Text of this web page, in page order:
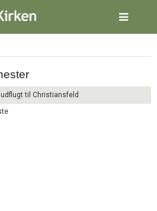
til Christiansfeld